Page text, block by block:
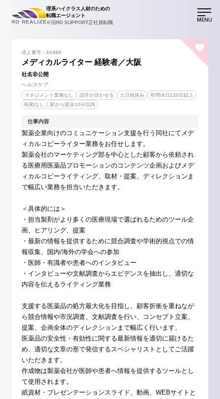
理系ハイクラス人材のための
転職エージェント
※旧RD SUPPORT正社員転職
MENU
メディカルライター 経験者／大阪
求人番号：44988
社名非公開
ヘルスケア
マネジメント業務なし 語学が活かせる 土日祝休み
年間休日120日以上
転勤なし
駅から徒歩10分以内
仕事内容
製薬企業向けのコミュニケーション支援を行う同社にてメデ
ィカルコピーライター業務をお任せします。
製薬会社のマーケティング部を中心とした顧客から依頼され
る医療用医薬品プロモーションのコンテンツ企画およびメデ
ィカルコピーライティング、取材・提案、ディレクションま
で幅広い業務を担当いただきます。
＜具体的には＞
・担当製剤がより多くの医療現場で選ばれるためのツール企
画、ヒアリング、提案
・最新の情報を提供するために競合調査や学術的視点での情
報収集、国内/海外の学会への参加
・医師・有識者や患者へのインタビュー
・インタビューや文献調査からエビデンスを抽出し、適切な
内容を伝えるライティング業務
支援する医薬品の処方最大化を目指し、顧客折衝を重ねなが
ら競合情報や市況調査、文献調査を行い、コンセプト立案、
提案、企画全体のディレクションまで幅広く行います。
医薬品の安全性・有効性に関する最新情報を適切に届けるた
め、適切な文章の形で発信するスペシャリストとしてご活躍
いただきます。
作成物は製薬会社が医師や患者へ情報を提供するツールとし
て使用されます。
紙資材・プレゼンテーションスライド、動画、WEBサイトと